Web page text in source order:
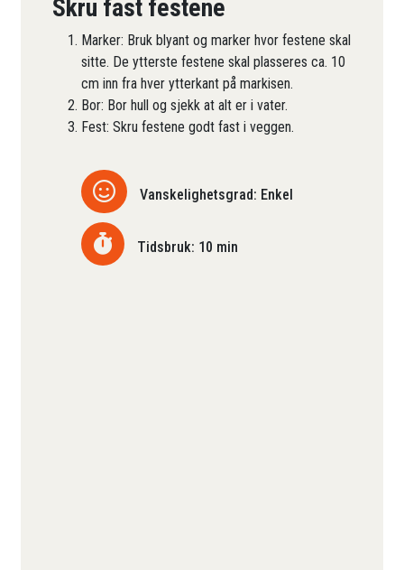
Skru fast festene
Marker: Bruk blyant og marker hvor festene skal
sitte. De ytterste festene skal plasseres ca. 10
cm inn fra hver ytterkant på markisen.
Bor: Bor hull og sjekk at alt er i vater.
Fest: Skru festene godt fast i veggen.
Vanskelighetsgrad: Enkel
Tidsbruk: 10 min